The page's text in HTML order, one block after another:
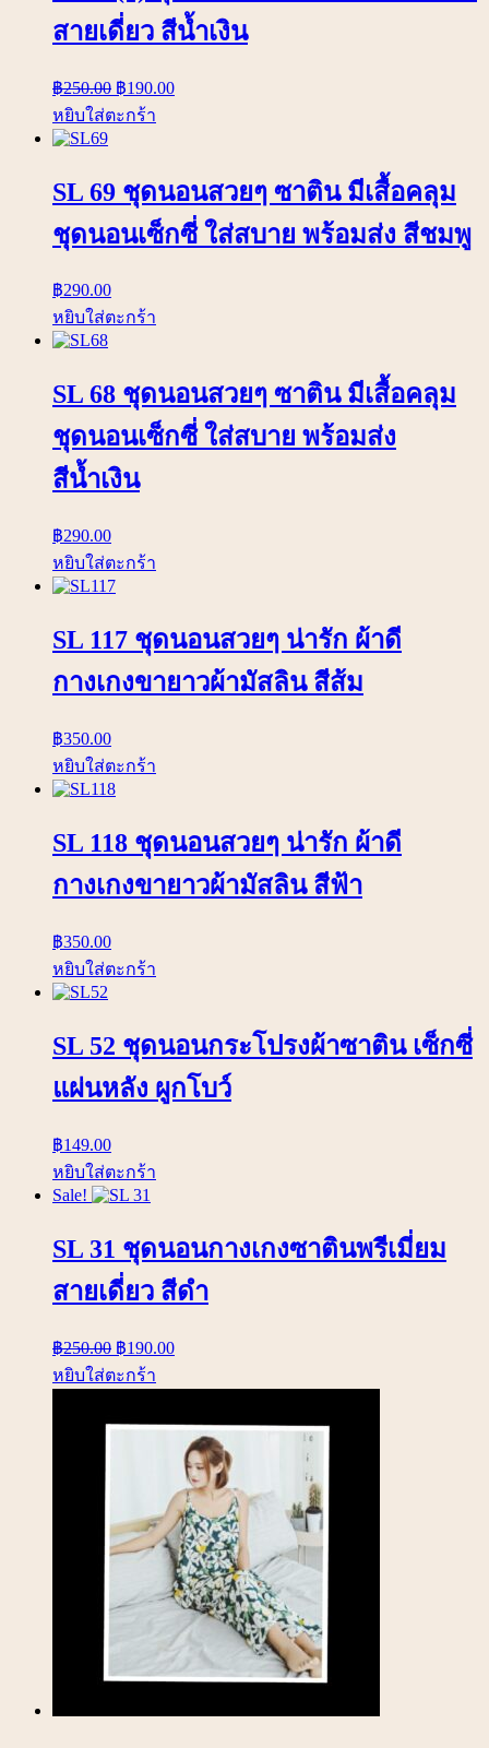
สายเดี่ยว สีน้ำเงิน
฿250.00 ฿190.00
หยิบใส่ตะกร้า
SL 69 ชุดนอนสวยๆ ซาติน มีเสื้อคลุม
ชุดนอนเซ็กซี่ ใส่สบาย พร้อมส่ง สีชมพู
฿290.00
หยิบใส่ตะกร้า
SL 68 ชุดนอนสวยๆ ซาติน มีเสื้อคลุม
ชุดนอนเซ็กซี่ ใส่สบาย พร้อมส่ง
สีน้ำเงิน
฿290.00
หยิบใส่ตะกร้า
SL 117 ชุดนอนสวยๆ น่ารัก ผ้าดี
กางเกงขายาวผ้ามัสลิน สีส้ม
฿350.00
หยิบใส่ตะกร้า
SL 118 ชุดนอนสวยๆ น่ารัก ผ้าดี
กางเกงขายาวผ้ามัสลิน สีฟ้า
฿350.00
หยิบใส่ตะกร้า
SL 52 ชุดนอนกระโปรงผ้าซาติน เซ็กซี่
แผ่นหลัง ผูกโบว์
฿149.00
หยิบใส่ตะกร้า
Sale!
SL 31 ชุดนอนกางเกงซาตินพรีเมี่ยม
สายเดี่ยว สีดำ
฿250.00 ฿190.00
หยิบใส่ตะกร้า